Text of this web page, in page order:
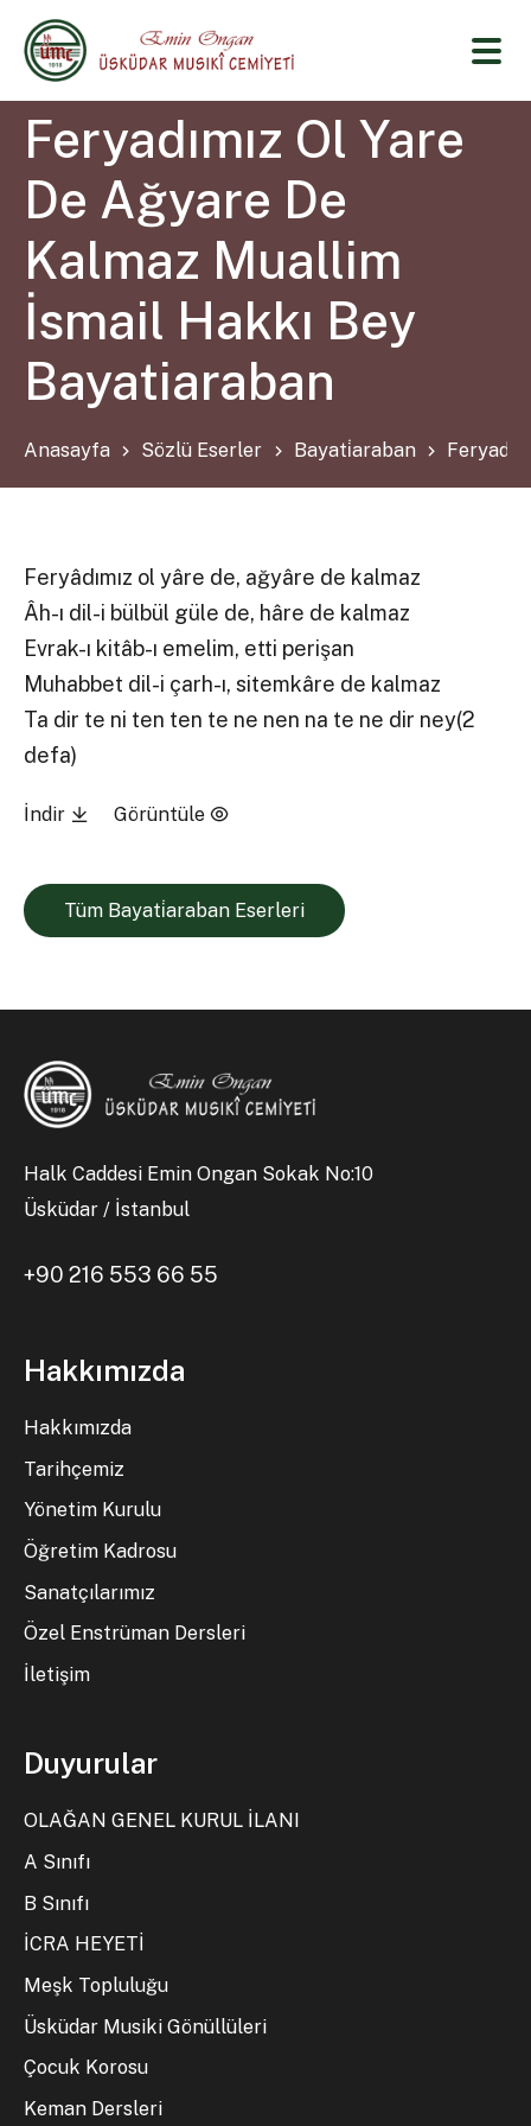
Feryadımız Ol Yare
De Ağyare De
Kalmaz Muallim
İsmail Hakkı Bey
Bayatiaraban
Anasayfa Sözlü Eserler Bayati̇araban
Feryâdımız ol yâre de, ağyâre de kalmaz
Âh-ı dil-i bülbül güle de, hâre de kalmaz
Evrak-ı kitâb-ı emelim, etti perişan
Muhabbet dil-i çarh-ı, sitemkâre de kalmaz
Ta dir te ni ten ten te ne nen na te ne dir ney(2
defa)
İndir Görüntüle
Tüm Bayati̇araban Eserleri
Halk Caddesi Emin Ongan Sokak No:10
Üsküdar / İstanbul
+90 216 553 66 55
Hakkımızda
Hakkımızda
Tarihçemiz
Yönetim Kurulu
Öğretim Kadrosu
Sanatçılarımız
Özel Enstrüman Dersleri
İletişim
Duyurular
OLAĞAN GENEL KURUL İLANI
A Sınıfı
B Sınıfı
İCRA HEYETİ
Meşk Topluluğu
Üsküdar Musiki Gönüllüleri
Çocuk Korosu
Keman Dersleri